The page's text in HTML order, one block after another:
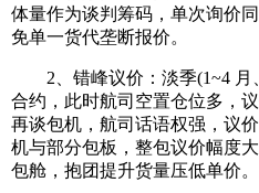
体量作为谈判筹码，单次询价
免单一货代垄断报价。
2、错峰议价：淡季(1~4 月
合约，此时航司空置仓位多，
再谈包机，航司话语权强，议
机与部分包板，整包议价幅度
包舱，抱团提升货量压低单价。